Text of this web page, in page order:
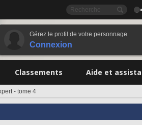
Gérez le profil de votre personnage
Connexion
Classements Aide et
- tome 4